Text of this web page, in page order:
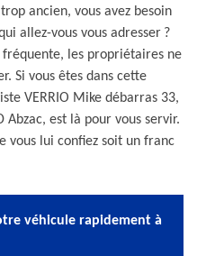
ancien, vous avez besoin
allez-vous vous adresser ?
fréquente, les propriétaires ne
Si vous êtes dans cette
VERRIO Mike débarras 33,
est là pour vous servir.
vous lui confiez soit un franc
véhicule rapidement à